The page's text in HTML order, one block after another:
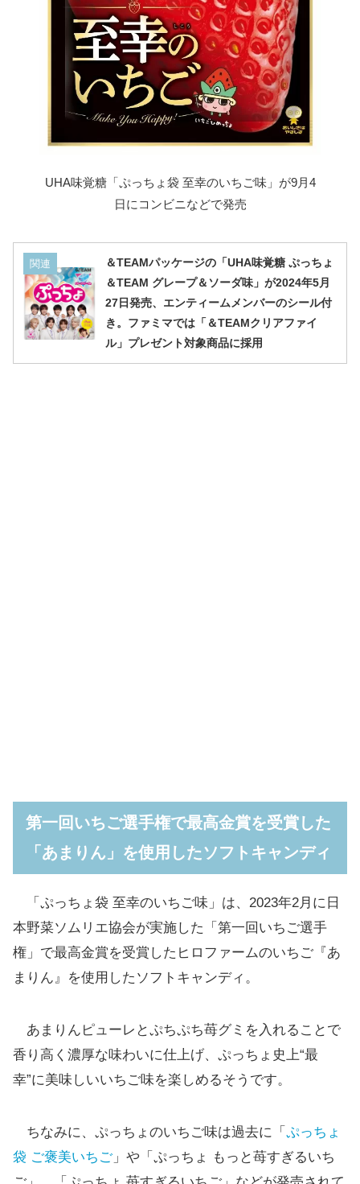
UHA味覚糖「ぷっちょ袋 至幸のいちご味」が9月4
日にコンビニなどで発売
関連
＆TEAMパッケージの「UHA味覚糖 ぷっちょ
＆TEAM グレープ＆ソーダ味」が2024年5月
27日発売、エンティームメンバーのシール付
き。ファミマでは「＆TEAMクリアファイ
ル」プレゼント対象商品に採用
第一回いちご選手権で最高金賞を受賞した
「あまりん」を使用したソフトキャンディ
「ぷっちょ袋 至幸のいちご味」は、2023年2月に日
本野菜ソムリエ協会が実施した「第一回いちご選手
権」で最高金賞を受賞したヒロファームのいちご『あ
まりん』を使用したソフトキャンディ。
あまりんピューレとぷちぷち苺グミを入れることで
香り高く濃厚な味わいに仕上げ、ぷっちょ史上“最
幸”に美味しいいちご味を楽しめるそうです。
ちなみに、ぷっちょのいちご味は過去に「 ぷっちょ
袋 ご褒美いちご」や「ぷっちょ もっと苺すぎるいち